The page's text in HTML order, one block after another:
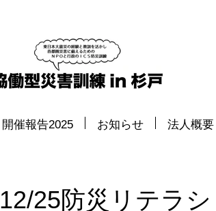
開催報告2025 お知らせ 法人概要
25防災リテラシ